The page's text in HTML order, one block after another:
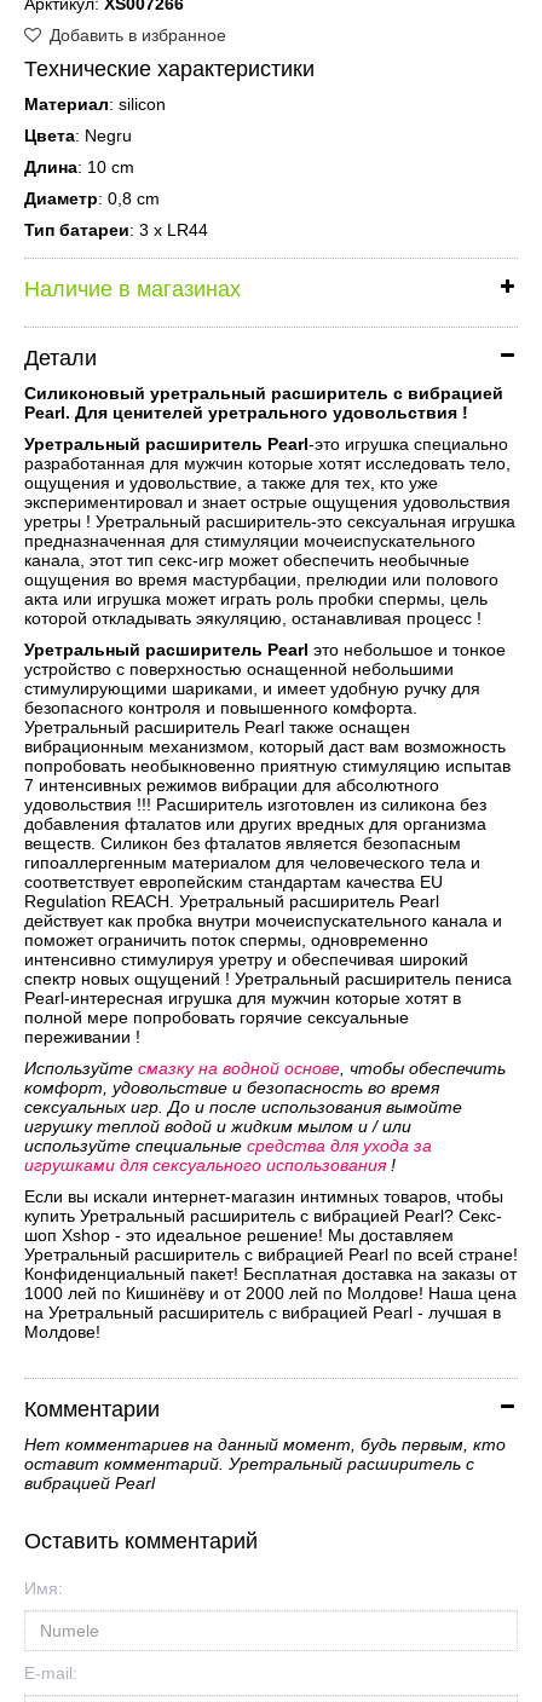
Добавить в избранное
Технические характеристики
Материал: silicon
Цвета: Negru
Длина: 10 cm
Диаметр: 0,8 cm
Тип батареи: 3 x LR44
Наличие в магазинах
Детали
Силиконовый уретральный расширитель с вибрацией
Pearl. Для ценителей уретрального удовольствия !
Уретральный расширитель Pearl-это игрушка специально
разработанная для мужчин которые хотят исследовать тело,
ощущения и удовольствие, а также для тех, кто уже
экспериментировал и знает острые ощущения удовольствия
уретры ! Уретральный расширитель-это сексуальная игрушка
предназначенная для стимуляции мочеиспускательного
канала, этот тип секс-игр может обеспечить необычные
ощущения во время мастурбации, прелюдии или полового
акта или игрушка может играть роль пробки спермы, цель
которой откладывать эякуляцию, останавливая процесс !
Уретральный расширитель Pearl это небольшое и тонкое
устройство с поверхностью оснащенной небольшими
стимулирующими шариками, и имеет удобную ручку для
безопасного контроля и повышенного комфорта.
Уретральный расширитель Pearl также оснащен
вибрационным механизмом, который даст вам возможность
попробовать необыкновенно приятную стимуляцию испытав
7 интенсивных режимов вибрации для абсолютного
удовольствия !!! Расширитель изготовлен из силикона без
добавления фталатов или других вредных для организма
веществ. Силикон без фталатов является безопасным
гипоаллергенным материалом для человеческого тела и
соответствует европейским стандартам качества EU
Regulation REACH. Уретральный расширитель Pearl
действует как пробка внутри мочеиспускательного канала и
поможет ограничить поток спермы, одновременно
интенсивно стимулируя уретру и обеспечивая широкий
спектр новых ощущений ! Уретральный расширитель пениса
Pearl-интересная игрушка для мужчин которые хотят в
полной мере попробовать горячие сексуальные
переживании !
Используйте смазку на водной основе , чтобы обеспечить
комфорт, удовольствие и безопасность во время
сексуальных игр. До и после использования вымойте
игрушку теплой водой и жидким мылом и / или
используйте специальные средства для ухода за
игрушками для сексуального использования!
Если вы искали интернет-магазин интимных товаров, чтобы
купить Уретральный расширитель с вибрацией Pearl? Секс-
шоп Xshop - это идеальное решение! Мы доставляем
Уретральный расширитель с вибрацией Pearl по всей стране!
Конфиденциальный пакет! Бесплатная доставка на заказы от
1000 лей по Кишинёву и от 2000 лей по Молдове! Наша цена
на Уретральный расширитель с вибрацией Pearl - лучшая в
Молдове!
Комментарии
Нет комментариев на данный момент, будь первым, кто
оставит комментарий. Уретральный расширитель с
вибрацией Pearl
Оставить комментарий
Имя:
E-mail: